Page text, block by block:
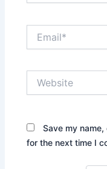
Save my
for the next time I